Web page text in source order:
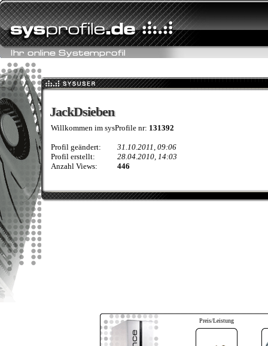
JackDsieben
JackDsieben
Willkommen im sysProfile nr: 131392
Profil geändert:
31.10.2011, 09:06
Profil erstellt:
28.04.2010, 14:03
Anzahl Views:
446
Preis/Leistung